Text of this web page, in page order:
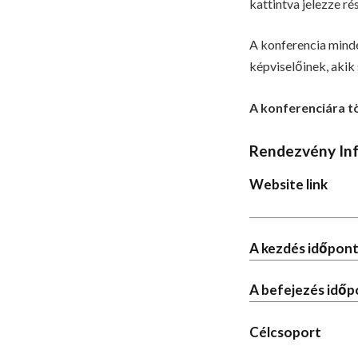
kattintva jelezze
A konferencia
képviselőinek, akik
A konferenciára
Rendezvény
Website link
A kezdés
A befejezés
Célcsoport